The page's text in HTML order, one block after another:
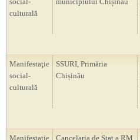
culturală
Manifestaţie
social-
culturală
SSURI, Primăria
Chișinău
Manifestaţie
Cancelaria de Stat a RM